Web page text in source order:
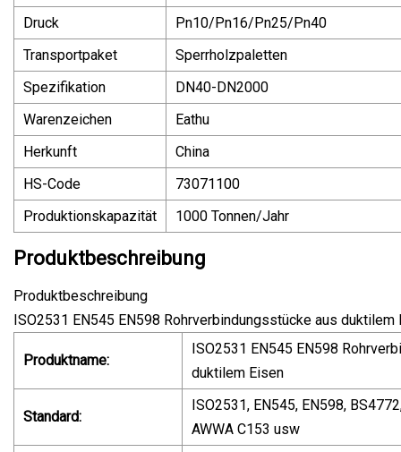
Druck
Pn10/Pn16/Pn25/Pn40
Transportpaket
Sperrholzpaletten
Spezifikation
DN40-DN2000
Warenzeichen
Eathu
Herkunft
China
HS-Code
73071100
Produktionskapazität
1000 Tonnen/Jahr
Produktbeschreibung
Produktbeschreibung
ISO2531 EN545 EN598 Rohrverbindungsstücke aus duktilem
Produktname:
ISO2531 EN545 EN598
duktilem Eisen
Standard:
ISO2531, EN545, EN598,
AWWA C153 usw